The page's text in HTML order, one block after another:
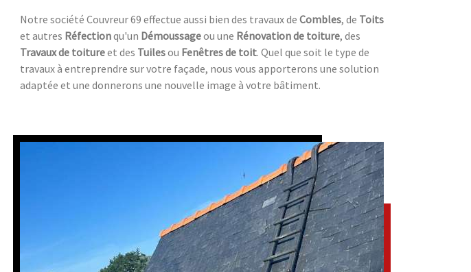
Notre société Couvreur 69 effectue aussi bien des travaux de Combles, de Toits
et autres Réfectionqu'un Démoussageou une Rénovation de toiture, des
Travaux de toitureet des Tuilesou Fenêtres de toit. Quel que soit le type de
travaux à entreprendre sur votre façade, nous vous apporterons une solution
adaptée et une donnerons une nouvelle image à votre bâtiment.